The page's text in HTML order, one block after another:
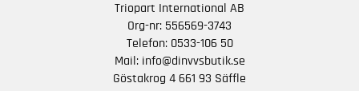
Triopart International AB
Org-nr: 556569-3743
Telefon: 0533-106 50
Mail: info@dinvvsbutik.se
Göstakrog 4 661 93 Säffle